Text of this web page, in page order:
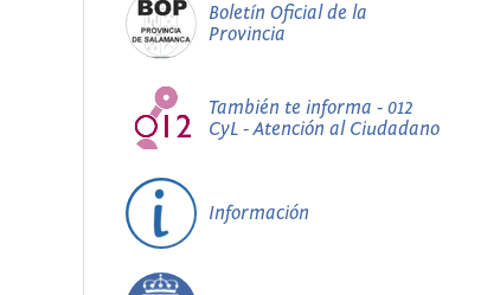
Boletín Oficial de la
Provincia
También te informa - 012
CyL - Atención al Ciudadano
Información